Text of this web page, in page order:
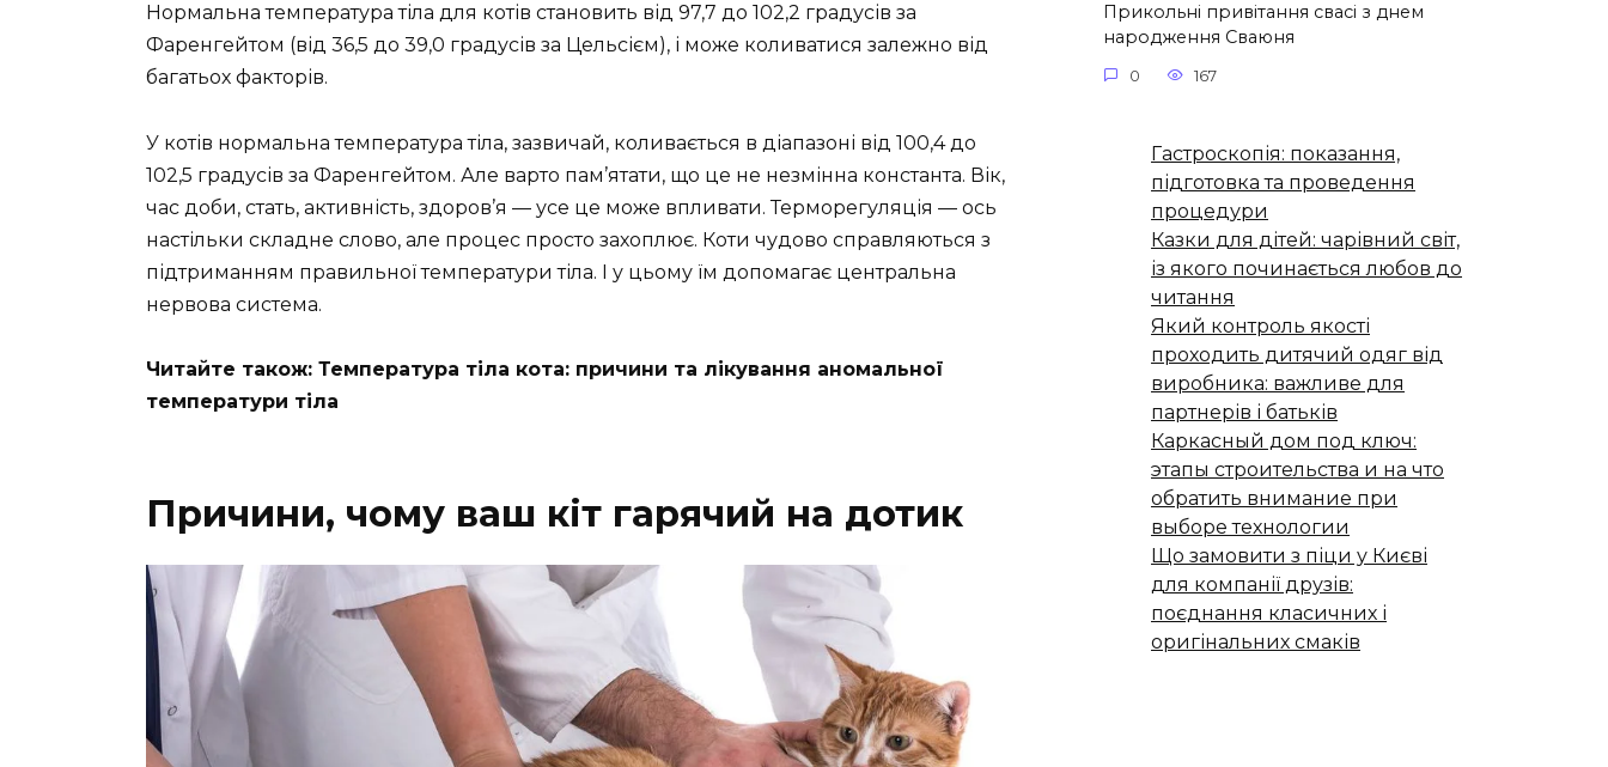
Нормальна температура тіла для котів становить від 97,7 до 102,2 градусів за
Фаренгейтом (від 36,5 до 39,0 градусів за Цельсієм), і може коливатися залежно від
багатьох факторів.
У котів нормальна температура тіла, зазвичай, коливається в діапазоні від 100,4 до
102,5 градусів за Фаренгейтом. Але варто пам’ятати, що це не незмінна константа. Вік,
час доби, стать, активність, здоров’я — усе це може впливати. Терморегуляція — ось
настільки складне слово, але процес просто захоплює. Коти чудово справляються з
підтриманням правильної температури тіла. І у цьому їм допомагає центральна
нервова система.
Читайте також: Температура тіла кота: причини та лікування аномальної
температури тіла
Причини, чому ваш кіт гарячий на дотик
Прикольні привітання свасі з днем
народження Сваюня
0 167
Гастроскопія: показання,
підготовка та проведення
процедури
Казки для дітей: чарівний світ,
із якого починається любов до
читання
Який контроль якості
проходить дитячий одяг від
виробника: важливе для
партнерів і батьків
Каркасный дом под ключ:
этапы строительства и на что
обратить внимание при
выборе технологии
Що замовити з піци у Києві
для компанії друзів:
поєднання класичних і
оригінальних смаків